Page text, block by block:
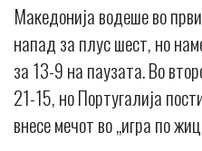
Македонија водеше во
напад за плус шест, но
за 13-9 на паузата. Во
21-15, но Португалија
внесе мечот во „игра по